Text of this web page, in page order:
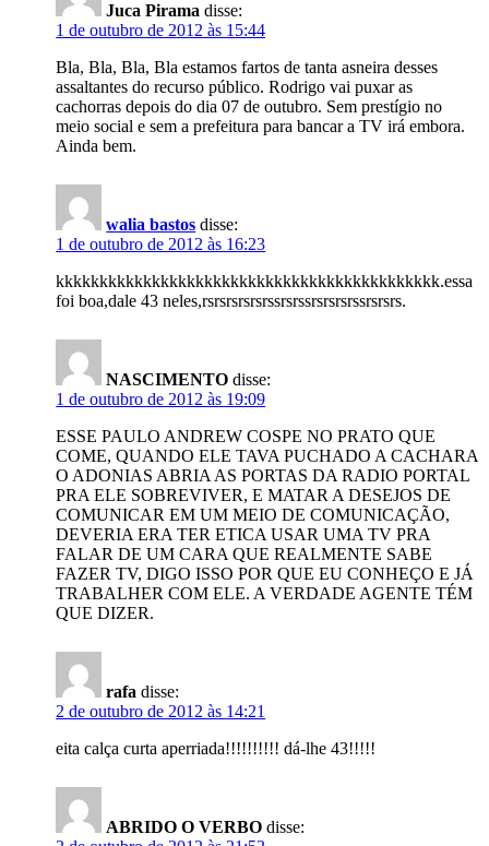
Juca Pirama disse:
1 de outubro de 2012 às 15:44
Bla, Bla, Bla, Bla estamos fartos de tanta asneira desses
assaltantes do recurso público. Rodrigo vai puxar as
cachorras depois do dia 07 de outubro. Sem prestígio no
meio social e sem a prefeitura para bancar a TV irá embora.
Ainda bem.
walia bastos disse:
1 de outubro de 2012 às 16:23
kkkkkkkkkkkkkkkkkkkkkkkkkkkkkkkkkkkkkkkkkkkk.essa
foi boa,dale 43 neles,rsrsrsrsrsrssrsrssrsrsrsrssrsrsrs.
NASCIMENTO disse:
1 de outubro de 2012 às 19:09
ESSE PAULO ANDREW COSPE NO PRATO QUE
COME, QUANDO ELE TAVA PUCHADO A CACHARA
O ADONIAS ABRIA AS PORTAS DA RADIO PORTAL
PRA ELE SOBREVIVER, E MATAR A DESEJOS DE
COMUNICAR EM UM MEIO DE COMUNICAÇÃO,
DEVERIA ERA TER ETICA USAR UMA TV PRA
FALAR DE UM CARA QUE REALMENTE SABE
FAZER TV, DIGO ISSO POR QUE EU CONHEÇO E JÁ
TRABALHER COM ELE. A VERDADE AGENTE TÉM
QUE DIZER.
rafa disse:
2 de outubro de 2012 às 14:21
eita calça curta aperriada!!!!!!!!!! dá-lhe 43!!!!!
ABRIDO O VERBO disse: